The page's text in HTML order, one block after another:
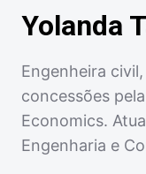
Yolanda
Engenheira
concessões
Economics.
Engenharia e